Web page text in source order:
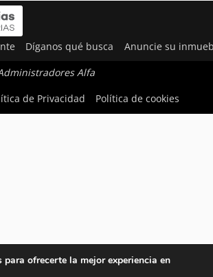
Díganos qué busca Anuncie su
Alfa
de Privacidad Política de cookies
ofrecerte la mejor experiencia en